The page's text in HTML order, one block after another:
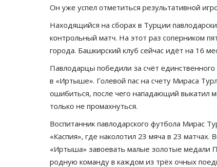
Он уже успел отметиться результативной
Находящийся на сборах в Турции
контрольный матч. На этот раз соперником
города. Башкирский клуб сейчас идёт на 16
Павлодарцы победили за счёт
в «Иртыше». Голевой пас на счету Мираса
ошибиться, после чего нападающий выкатил
только не промахнуться.
Воспитанник павлодарского футбола Мирас
«Каспия», где наколотил 23 мяча в 23 матчах.
«Иртыша» завоевать малые золотые медали
родную команду в каждом из трёх очных